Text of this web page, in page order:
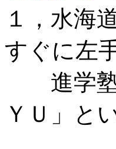
１，水海
すぐに左
進学塾
ＹＵ」と